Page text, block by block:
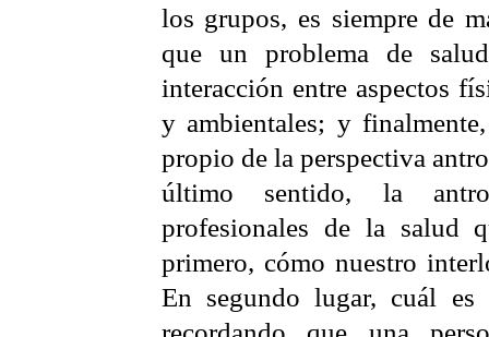
los grupos, es siempre de
que un problema de
interacción entre aspectos
y ambientales; y
propio de la perspectiva
último sentido, la
profesionales de la salud
primero, cómo nuestro
En segundo lugar, cuál